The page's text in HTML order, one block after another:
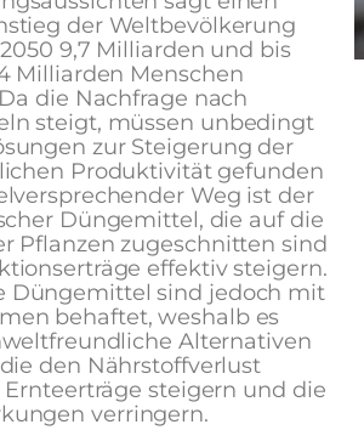
der Weltbevölkerung
9,7 Milliarden und bis
Milliarden Menschen
die Nachfrage nach
steigt, müssen unbedingt
zur Steigerung der
Produktivität gefunden
Weg ist der
Düngemittel, die auf die
Pflanzen zugeschnitten sind
effektiv steigern.
Düngemittel sind jedoch mit
behaftet, weshalb es
Alternativen
den Nährstoffverlust
steigern und die
verringern.